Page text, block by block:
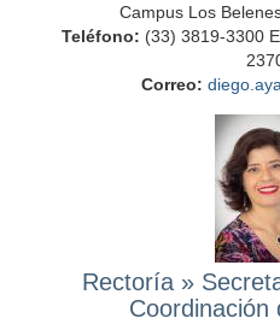
Campus Los
Teléfono: (33) 3819-3300
Correo:
Rectoría »
Coordinación